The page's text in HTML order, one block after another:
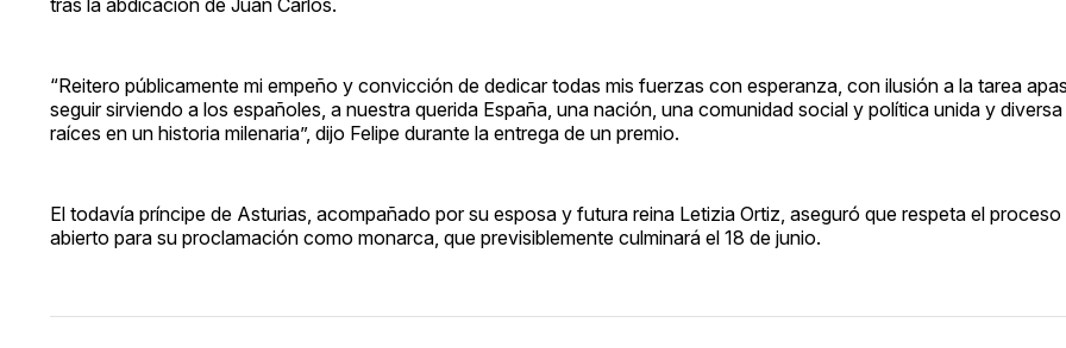
“Reitero públicamente mi empeño y convicción de dedicar todas mis fuerzas con esperanza, con ilusión a la tarea
seguir sirviendo a los españoles, a nuestra querida España, una nación, una comunidad social y política unida y
raíces en un historia milenaria”, dijo Felipe durante la entrega de un premio.
El todavía príncipe de Asturias, acompañado por su esposa y futura reina Letizia Ortiz, aseguró que respeta el proceso
abierto para su proclamación como monarca, que previsiblemente culminará el 18 de junio.